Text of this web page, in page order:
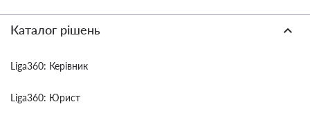
Каталог рішень
Liga360: Керівник
Liga360: Юрист